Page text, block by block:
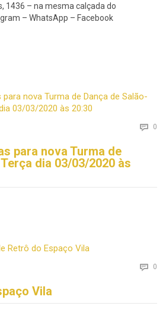
1436 – na mesma calçada do
– WhatsApp – Facebook
 0
para nova Turma de
dia 03/03/2020 às
 0
Vila